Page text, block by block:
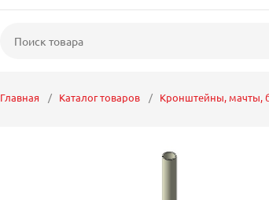
Главная Каталог товаров Кронштейны, мачты,